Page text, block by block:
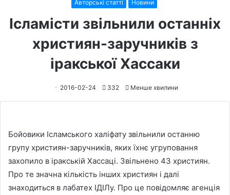
Авторські статті Новини
Ісламісти звільнили останніх
християн-заручників з
іракської Хассаки
2016-02-24 332 Менше хвилини
Бойовики Ісламського халіфату звільнили останню
групу християн-заручників, яких їхнє угруповання
захопило в іракській Хассаці. Звільнено 43 християн.
Про те значна кількість інших християн і далі
знаходиться в лабатех ІДІЛу. Про це повідомляє агенція